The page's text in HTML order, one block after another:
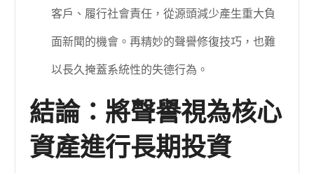
客戶、履行社會責任，從源頭減少產生重大負
面新聞的機會。再精妙的聲譽修復技巧，也難
以長久掩蓋系統性的失德行為。
結論：將聲譽視為核心
資產進行長期投資